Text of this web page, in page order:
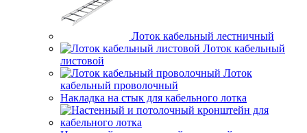
Лоток кабельный лестничный
Лоток кабельный
листовой
Лоток
кабельный проволочный
Накладка на стык для кабельного лотка